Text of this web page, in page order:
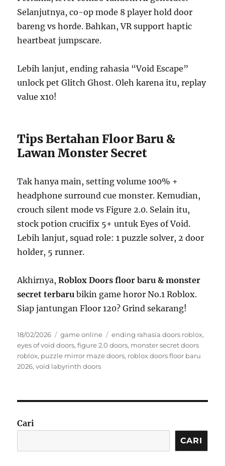
Selanjutnya, co-op mode 8 player hold door
bareng vs horde. Bahkan, VR support haptic
heartbeat jumpscare.
Lebih lanjut, ending rahasia “Void Escape”
unlock pet Glitch Ghost. Oleh karena itu, replay
value x10!
Tips Bertahan Floor Baru &
Lawan Monster Secret
Tak hanya main, setting volume 100% +
headphone surround cue monster. Kemudian,
crouch silent mode vs Figure 2.0. Selain itu,
stock potion crucifix 5+ untuk Eyes of Void.
Lebih lanjut, squad role: 1 puzzle solver, 2 door
holder, 5 runner.
Akhirnya,Roblox Doors floor baru & monster
secret terbaru bikin game horor No.1 Roblox.
Siap jantungan Floor 120? Grind sekarang!
Posted
on
18/02/2026 Categories
game online Tags
ending rahasia doors roblox,
eyes of void doors,figure 2.0 doors, monster secret doors
roblox, puzzle mirror maze doors, roblox doors floor baru
2026,void labyrinth doors
Cari
CARI